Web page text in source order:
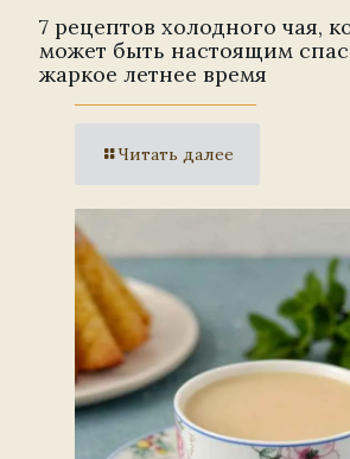
7 рецептов холодного чая,
может быть настоящим
жаркое летнее время
Читать далее